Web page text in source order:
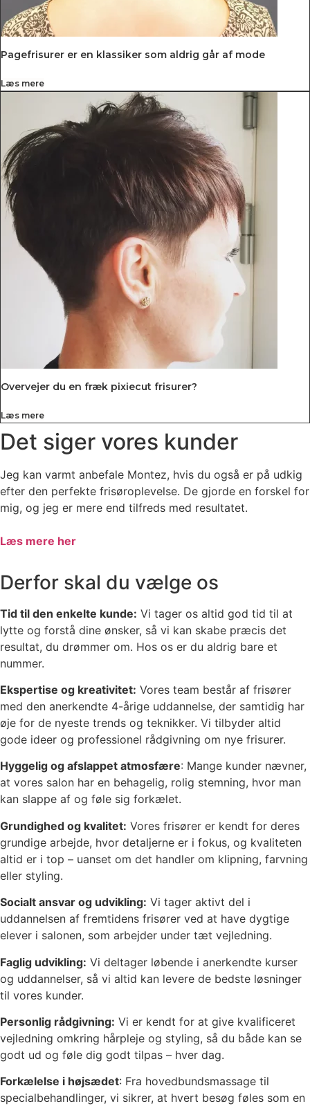
Pagefrisurer er en klassiker som aldrig går af mode
Læs mere
Overvejer du en fræk pixiecut frisurer?
Læs mere
Det siger vores kunder
Jeg kan varmt anbefale Montez, hvis du også er på udkig
efter den perfekte frisøroplevelse. De gjorde en forskel for
mig, og jeg er mere end tilfreds med resultatet.
Læs mere her
Derfor skal du vælge os​
Tid til den enkelte kunde: Vi tager os altid god tid til at
lytte og forstå dine ønsker, så vi kan skabe præcis det
resultat, du drømmer om. Hos os er du aldrig bare et
nummer.
Ekspertise og kreativitet: Vores team består af frisører
med den anerkendte 4-årige uddannelse, der samtidig har
øje for de nyeste trends og teknikker. Vi tilbyder altid
gode ideer og professionel rådgivning om nye frisurer.
Hyggelig og afslappet atmosfære: Mange kunder nævner,
at vores salon har en behagelig, rolig stemning, hvor man
kan slappe af og føle sig forkælet.
Grundighed og kvalitet: Vores frisører er kendt for deres
grundige arbejde, hvor detaljerne er i fokus, og kvaliteten
altid er i top – uanset om det handler om klipning, farvning
eller styling.
Socialt ansvar og udvikling: Vi tager aktivt del i
uddannelsen af fremtidens frisører ved at have dygtige
elever i salonen, som arbejder under tæt vejledning.
Faglig udvikling: Vi deltager løbende i anerkendte kurser
og uddannelser, så vi altid kan levere de bedste løsninger
til vores kunder.
Personlig rådgivning: Vi er kendt for at give kvalificeret
vejledning omkring hårpleje og styling, så du både kan se
godt ud og føle dig godt tilpas – hver dag.
Forkælelse i højsædet: Fra hovedbundsmassage til
specialbehandlinger, vi sikrer, at hvert besøg føles som en